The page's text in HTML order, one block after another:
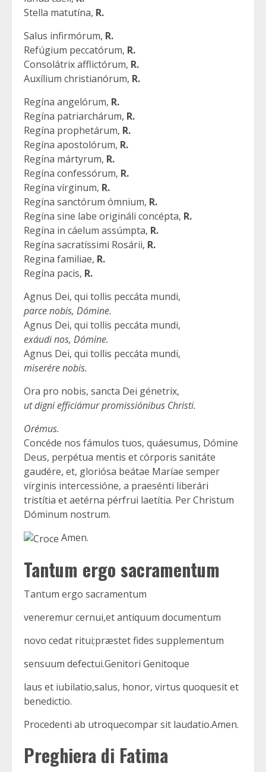
Stella matutína, R.
Salus infirmórum, R.
Refúgium peccatórum, R.
Consolátrix afflictórum, R.
Auxílium christianórum, R.
Regína angelórum, R.
Regína patriarchárum, R.
Regína prophetárum, R.
Regína apostolórum, R.
Regína mártyrum, R.
Regína confessórum, R.
Regína vírginum, R.
Regína sanctórum ómnium, R.
Regína sine labe origináli concépta, R.
Regína in cáelum assúmpta, R.
Regína sacratíssimi Rosárii, R.
Regina familiae, R.
Regína pacis, R.
Agnus Dei, qui tollis peccáta mundi,
parce nobis, Dómine.
Agnus Dei, qui tollis peccáta mundi,
exáudi nos, Dómine.
Agnus Dei, qui tollis peccáta mundi,
miserére nobis.
Ora pro nobis, sancta Dei génetrix,
ut digni efficiámur promissiónibus Christi.
Orémus.
Concéde nos fámulos tuos, quáesumus, Dómine
Deus, perpétua mentis et córporis sanitáte
gaudére, et, gloriósa beátae Maríae semper
vírginis intercessióne, a praesénti liberári
tristítia et aetérna pérfrui laetítia. Per Christum
Dóminum nostrum.
Amen.
Tantum ergo sacramentum
Tantum ergo sacramentum
veneremur cernui,et antiquum documentum
novo cedat ritui;præstet fides supplementum
sensuum defectui.Genitori Genitoque
laus et iubilatio,salus, honor, virtus quoquesit et
benedictio.
Procedenti ab utroquecompar sit laudatio.Amen.
Preghiera di Fatima